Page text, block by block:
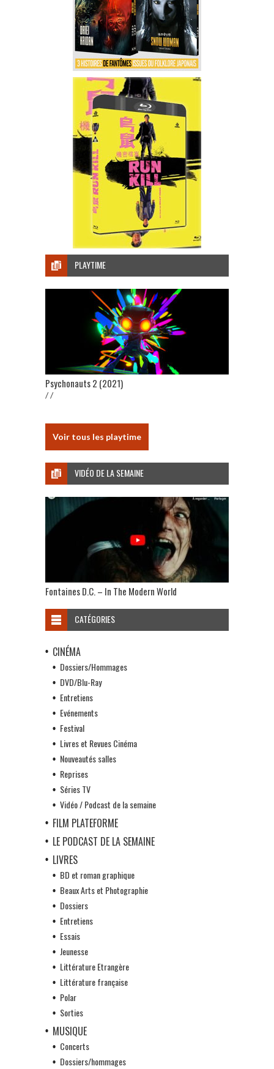
PLAYTIME
Psychonauts 2 (2021)
/ /
Voir tous les playtime
VIDÉO DE LA SEMAINE
Fontaines D.C. – In The Modern World
CATÉGORIES
CINÉMA
Dossiers/Hommages
DVD/Blu-Ray
Entretiens
Evénements
Festival
Livres et Revues Cinéma
Nouveautés salles
Reprises
Séries TV
Vidéo / Podcast de la semaine
FILM PLATEFORME
LE PODCAST DE LA SEMAINE
LIVRES
BD et roman graphique
Beaux Arts et Photographie
Dossiers
Entretiens
Essais
Jeunesse
Littérature Etrangère
Littérature française
Polar
Sorties
MUSIQUE
Concerts
Dossiers/hommages